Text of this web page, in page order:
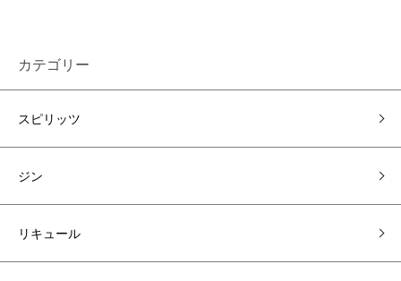
カテゴリー
スピリッツ
ジン
リキュール